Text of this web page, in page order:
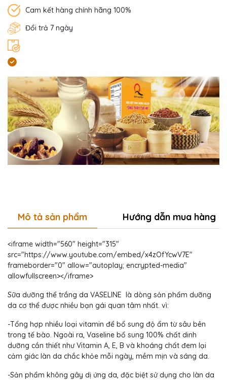
Cam kết hàng chính hãng 100%
Đổi trả 7 ngày
Mô tả sản phẩm Hướng dẫn mua hàng
<iframe width="560" height="315"
src="https://www.youtube.com/embed/x4zOfYcwV7E"
frameborder="0" allow="autoplay; encrypted-media"
allowfullscreen></iframe>
Sữa dưỡng thể trắng da VASELINE là dòng sản phẩm dưỡng
da cơ thể được nhiều bạn gái quan tâm nhất. vì:
-Tổng hợp nhiều loại vitamin để bổ sung độ ẩm từ sâu bên
trong tế bào. Ngoài ra, Vaseline bổ sung 100% chất dinh
dưỡng cần thiết như Vitamin A, E, B và khoáng chất đem lại
cảm giác làn da chắc khỏe mỗi ngày, mềm mịn và sáng da.
-Sản phẩm không gây dị ứng da, đặc biệt sử dụng cho làn da